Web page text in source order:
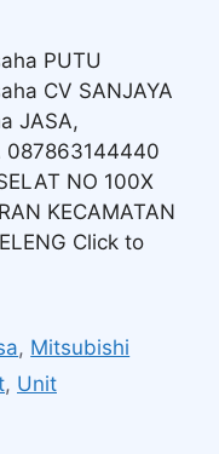
PUTU
CV SANJAYA
JASA,
087863144440
NO 100X
KECAMATAN
Click to
, Mitsubishi
, Unit